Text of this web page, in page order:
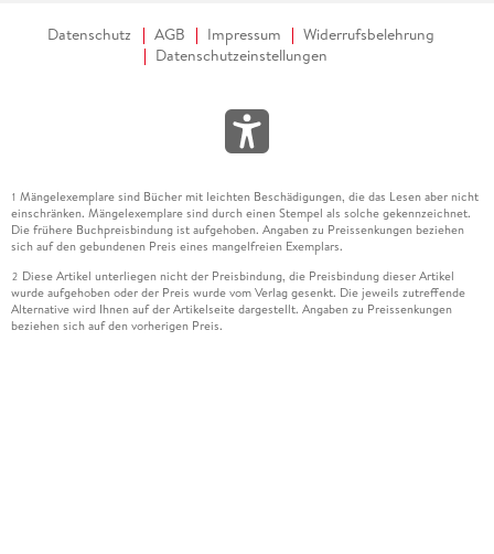
Datenschutz AGB Impressum
Widerrufsbelehrung
Datenschutzeinstellungen
1 Mängelexemplare sind Bücher mit leichten Beschädigungen, die das Lesen aber nicht
einschränken. Mängelexemplare sind durch einen Stempel als solche gekennzeichnet.
Die frühere Buchpreisbindung ist aufgehoben. Angaben zu Preissenkungen beziehen
sich auf den gebundenen Preis eines mangelfreien Exemplars.
2 Diese Artikel unterliegen nicht der Preisbindung, die Preisbindung dieser Artikel
wurde aufgehoben oder der Preis wurde vom Verlag gesenkt. Die jeweils zutreffende
Alternative wird Ihnen auf der Artikelseite dargestellt. Angaben zu Preissenkungen
beziehen sich auf den vorherigen Preis.